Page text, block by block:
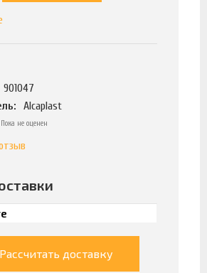
901047
Alcaplast
Пока не оценен
Рассчитать доставку